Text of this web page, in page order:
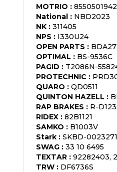
MOTRIO : 8550501942
National : NBD2023
NK : 311405
NPS : I330U24
OPEN PARTS :
OPTIMAL : BS-9536C
PAGID : T2086N-
PROTECHNIC :
QUARO : QD0511
QUINTON HAZELL :
RAP BRAKES : R-
RIDEX : 82B1121
SAMKO : B1003V
Stark : SKBD-0023271
SWAG : 33 10 6495
TEXTAR : 92282403,
TRW : DF6736S